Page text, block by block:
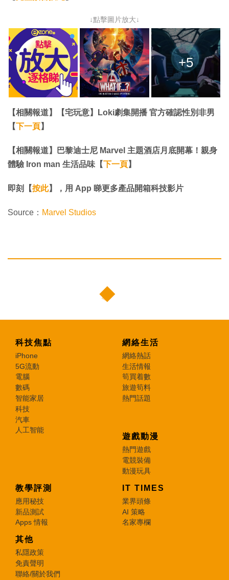
↓點擊圖片放大↓
+5
【相關報道】【宅玩意】Loki劇集開播 官方確認性別非男
【下一頁】
【相關報道】巴黎迪士尼 Marvel 主題酒店月底開幕！親身
體驗 Iron man 生活品味【下一頁】
即刻【按此】，用 App 睇更多產品開箱科技影片
Source： Marvel Studios
科技焦點
iPhone
5G流動
電腦
數碼
智能家居
科技
汽車
人工智能
網絡生活
網絡熱話
生活情報
筍買着數
旅遊筍料
熱門話題
遊戲動漫
熱門遊戲
電競裝備
動漫玩具
教學評測
應用秘技
新品測試
Apps 情報
IT TIMES
業界頭條
AI 策略
名家專欄
其他
私隱政策
免責聲明
聯絡/關於我們